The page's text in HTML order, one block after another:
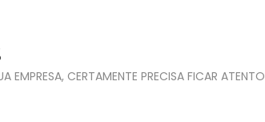
CERTAMENTE PRECISA FICAR ATENTO